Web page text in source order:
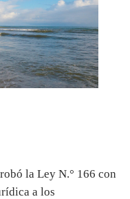
la Ley N.° 166 con
a los